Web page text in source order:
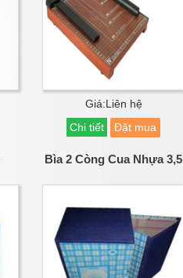
Giá:Liên hệ
Chi tiết
Đặt mua
Bìa 2 Còng Cua Nhựa 3,5